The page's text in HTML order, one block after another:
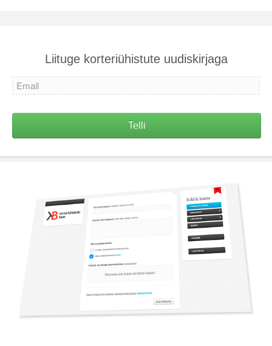
Liituge korteriühistute uudiskirjaga
Telli